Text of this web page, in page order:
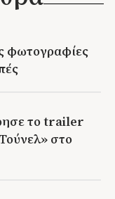
φωτογραφίες
το trailer
στο